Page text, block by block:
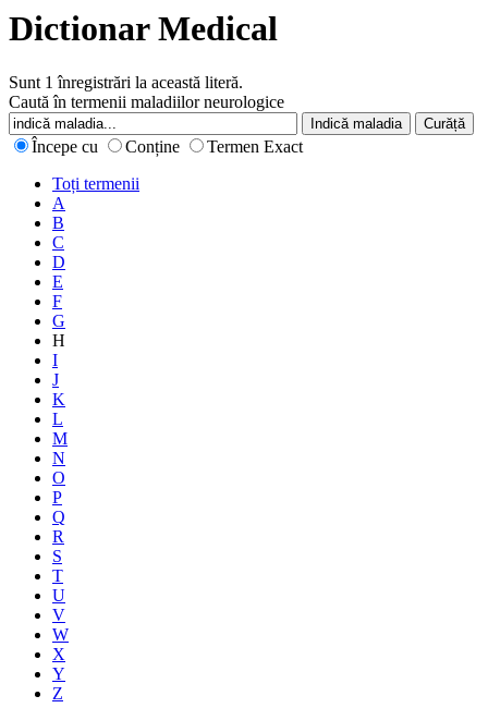
Dictionar Medical
Sunt 1 înregistrări la această literă.
Caută în termenii maladiilor neurologice
Începe cu Conține
Termen Exact
Toți termenii
A
B
C
D
E
F
G
H
I
J
K
L
M
N
O
P
Q
R
S
T
U
V
W
X
Y
Z